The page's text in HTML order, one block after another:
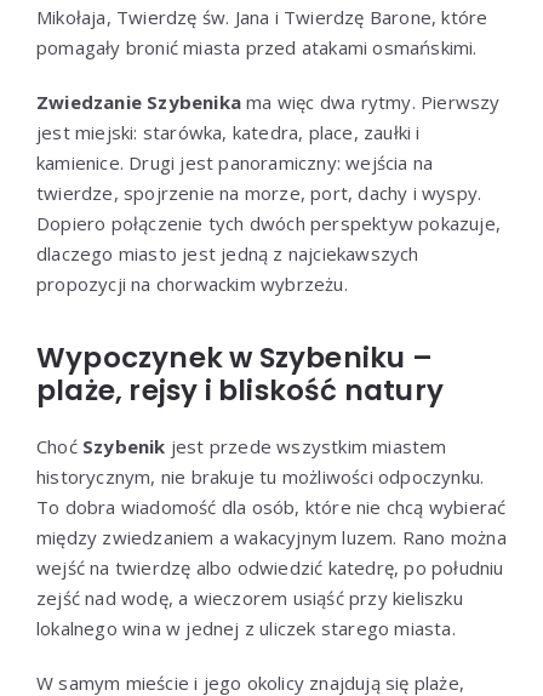
Mikołaja, Twierdzę św. Jana i Twierdzę Barone, które
pomagały bronić miasta przed atakami osmańskimi.
Zwiedzanie Szybenika ma więc dwa rytmy. Pierwszy
jest miejski: starówka, katedra, place, zaułki i
kamienice. Drugi jest panoramiczny: wejścia na
twierdze, spojrzenie na morze, port, dachy i wyspy.
Dopiero połączenie tych dwóch perspektyw pokazuje,
dlaczego miasto jest jedną z najciekawszych
propozycji na chorwackim wybrzeżu.
Wypoczynek w Szybeniku –
plaże, rejsy i bliskość natury
Choć Szybenik jest przede wszystkim miastem
historycznym, nie brakuje tu możliwości odpoczynku.
To dobra wiadomość dla osób, które nie chcą wybierać
między zwiedzaniem a wakacyjnym luzem. Rano można
wejść na twierdzę albo odwiedzić katedrę, po południu
zejść nad wodę, a wieczorem usiąść przy kieliszku
lokalnego wina w jednej z uliczek starego miasta.
W samym mieście i jego okolicy znajdują się plaże,